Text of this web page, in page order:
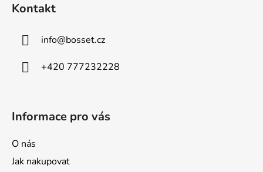
Kontakt
info@bosset.cz
+420 777232228
Informace pro vás
O nás
Jak nakupovat